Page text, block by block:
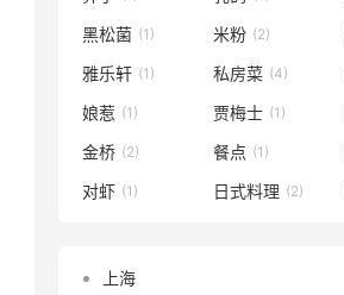
黑松菌 (1) 米粉 (2)
雅乐轩 (1) 私房菜 (4)
娘惹 (1) 贾梅士 (1)
金桥 (2) 餐点 (1)
对虾 (1) 日式料理 (2)
上海